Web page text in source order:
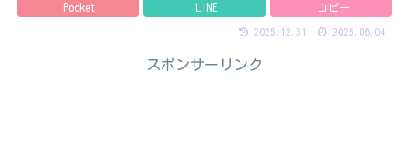
Pocket LINE コピー
2025.12.31 2025.06.04
スポンサーリンク